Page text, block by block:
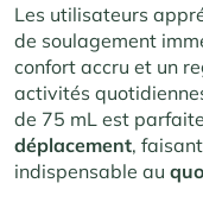
Les utilisateurs
de soulagement
confort accru et un
activités
de 75 mL est
déplacement,
indispensable au